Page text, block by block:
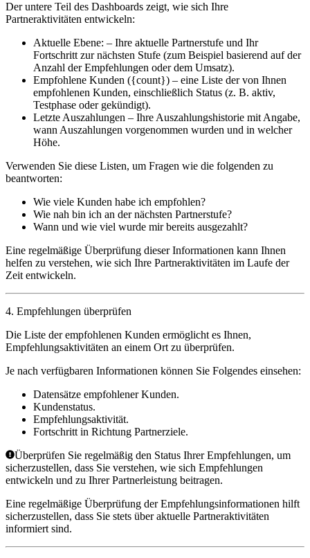
Der untere Teil des Dashboards zeigt, wie sich Ihre
Partneraktivitäten entwickeln:
Aktuelle Ebene: – Ihre aktuelle Partnerstufe und Ihr
Fortschritt zur nächsten Stufe (zum Beispiel basierend auf der
Anzahl der Empfehlungen oder dem Umsatz).
Empfohlene Kunden ({count}) – eine Liste der von Ihnen
empfohlenen Kunden, einschließlich Status (z. B. aktiv,
Testphase oder gekündigt).
Letzte Auszahlungen – Ihre Auszahlungshistorie mit Angabe,
wann Auszahlungen vorgenommen wurden und in welcher
Höhe.
Verwenden Sie diese Listen, um Fragen wie die folgenden zu
beantworten:
Wie viele Kunden habe ich empfohlen?
Wie nah bin ich an der nächsten Partnerstufe?
Wann und wie viel wurde mir bereits ausgezahlt?
Eine regelmäßige Überprüfung dieser Informationen kann Ihnen
helfen zu verstehen, wie sich Ihre Partneraktivitäten im Laufe der
Zeit entwickeln.
4. Empfehlungen überprüfen
Die Liste der empfohlenen Kunden ermöglicht es Ihnen,
Empfehlungsaktivitäten an einem Ort zu überprüfen.
Je nach verfügbaren Informationen können Sie Folgendes einsehen:
Datensätze empfohlener Kunden.
Kundenstatus.
Empfehlungsaktivität.
Fortschritt in Richtung Partnerziele.
Überprüfen Sie regelmäßig den Status Ihrer Empfehlungen, um
sicherzustellen, dass Sie verstehen, wie sich Empfehlungen
entwickeln und zu Ihrer Partnerleistung beitragen.
Eine regelmäßige Überprüfung der Empfehlungsinformationen hilft
sicherzustellen, dass Sie stets über aktuelle Partneraktivitäten
informiert sind.